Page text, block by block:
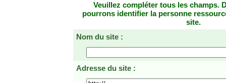
Veuillez compléter tous les champs.
pourrons identifier la personne
site.
Nom du site :
Adresse du site :